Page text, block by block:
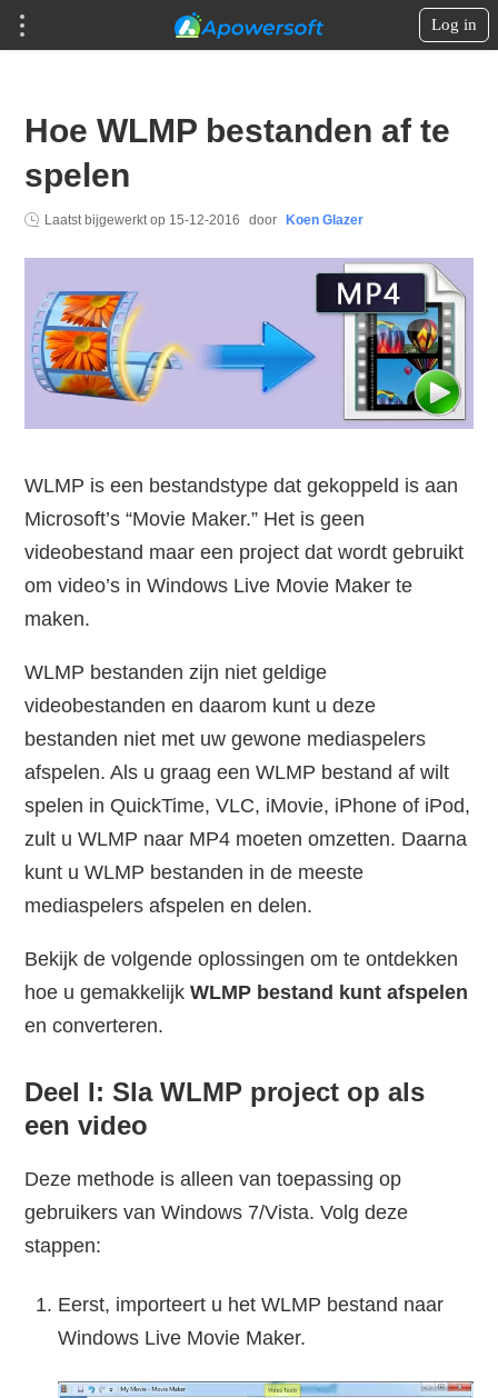
Log in
Hoe WLMP bestanden af te
spelen
Laatst bijgewerkt op 15-12-2016 door Koen Glazer
WLMP is een bestandstype dat gekoppeld is aan
Microsoft’s “Movie Maker.” Het is geen
videobestand maar een project dat wordt gebruikt
om video’s in Windows Live Movie Maker te
maken.
WLMP bestanden zijn niet geldige
videobestanden en daarom kunt u deze
bestanden niet met uw gewone mediaspelers
afspelen. Als u graag een WLMP bestand af wilt
spelen in QuickTime, VLC, iMovie, iPhone of iPod,
zult u WLMP naar MP4 moeten omzetten. Daarna
kunt u WLMP bestanden in de meeste
mediaspelers afspelen en delen.
Bekijk de volgende oplossingen om te ontdekken
hoe u gemakkelijkWLMP bestand kunt afspelen
en converteren.
Deel I: Sla WLMP project op als
een video
Deze methode is alleen van toepassing op
gebruikers van Windows 7/Vista. Volg deze
stappen:
Eerst, importeert u het WLMP bestand naar
Windows Live Movie Maker.